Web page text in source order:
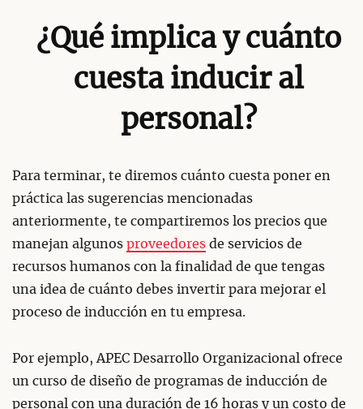
¿Qué implica y cuánto
cuesta inducir al
personal?
Para terminar, te diremos cuánto cuesta poner en
práctica las sugerencias mencionadas
anteriormente, te compartiremos los precios que
manejan algunos proveedores de servicios de
recursos humanos con la finalidad de que tengas
una idea de cuánto debes invertir para mejorar el
proceso de inducción en tu empresa.
Por ejemplo, APEC Desarrollo Organizacional ofrece
un curso de diseño de programas de inducción de
personal con una duración de 16 horas y un costo de